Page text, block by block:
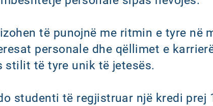
të punojnë me ritmin e tyre në
personale dhe qëllimet e
stilit të tyre unik të jetesës.
studenti të regjistruar një kredi prej